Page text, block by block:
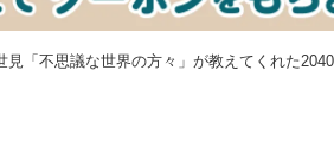
見「不思議な世界の方々」が教えてくれた